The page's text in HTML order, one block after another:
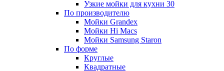
Узкие мойки для кухни 30
По производителю
Мойки Grandex
Мойки Hi Macs
Мойки Samsung Staron
По форме
Круглые
Квадратные